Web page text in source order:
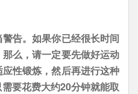
告。如果你已经很长时间
么，请一定要先做好运动
性锻炼，然后再进行这种
要花费大约20分钟就能取